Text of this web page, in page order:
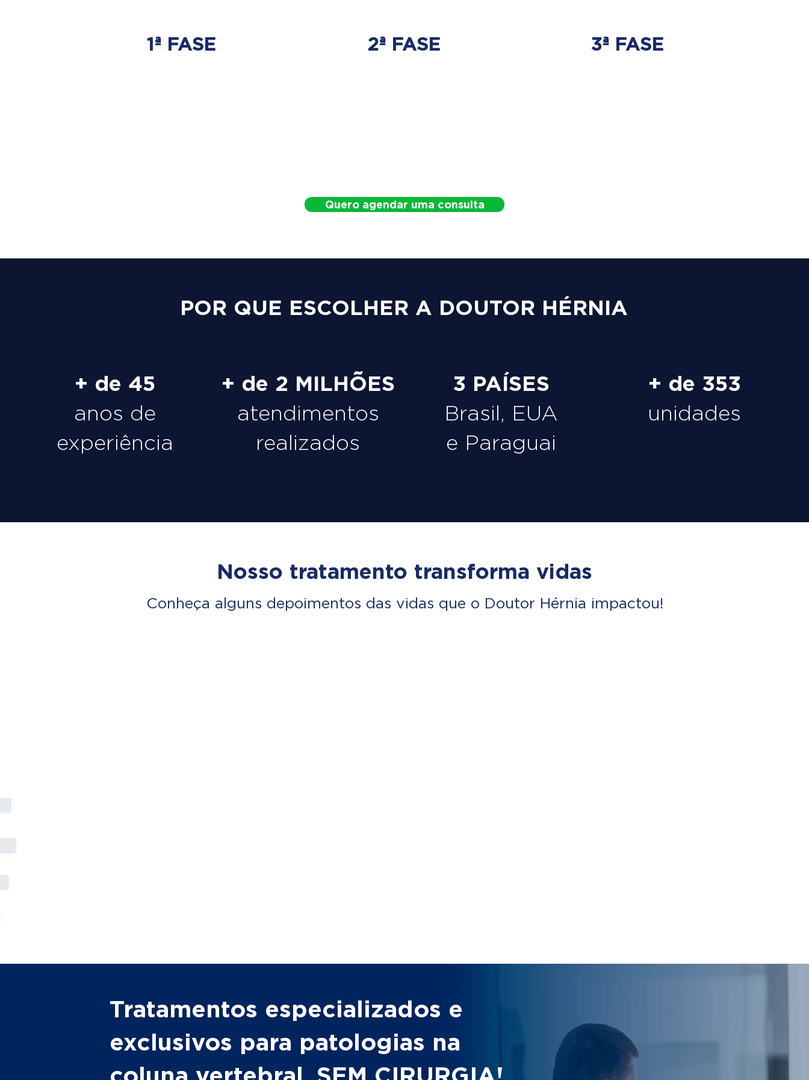
1ª FASE 2ª FASE 3ª FASE
Quero agendar uma consulta
POR QUE ESCOLHER A DOUTOR HÉRNIA
+ de 45
anos de
experiência
+ de 2 MILHÕES
atendimentos
realizados
3 PAÍSES
Brasil, EUA
e Paraguai
+ de 353
unidades
Nosso tratamento transforma vidas
Conheça alguns depoimentos das vidas que o Doutor Hérnia impactou!
Tratamentos especializados e
exclusivos para patologias na